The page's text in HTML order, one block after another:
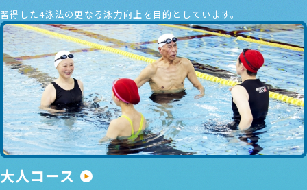
習得した4泳法の更なる泳力向上を目的としています。
大人コース